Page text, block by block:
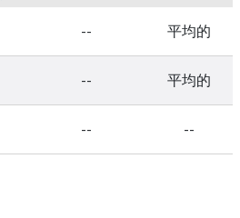
-- 平均的
-- 平均的
-- --